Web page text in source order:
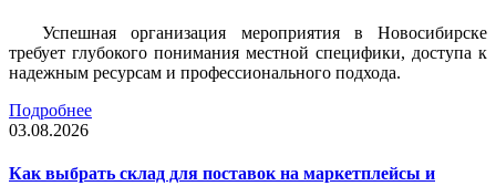
Успешная организация мероприятия в Новосибирске
требует глубокого понимания местной специфики, доступа к
надежным ресурсам и профессионального подхода.
Подробнее
03.08.2026
Как выбрать склад для поставок на маркетплейсы и